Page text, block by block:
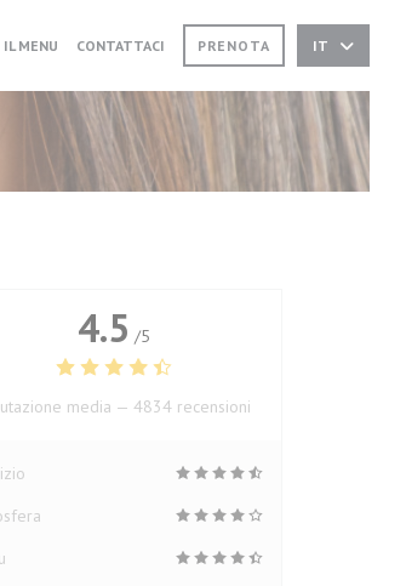
UNA NUOVA FINESTRA))
IL MENU((APRE UNA NUOVA FINESTRA))
CONTATTACI PRENOTA IT
4.5 /5
media — 4834 recensioni